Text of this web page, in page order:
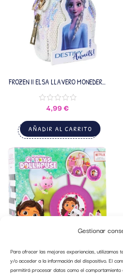
Gestionar
Para ofrecer las mejores experiencias, utilizamos
y/o acceder a la información del dispositivo. El
permitirá procesar datos como el comportamiento
FROZEN II ELSA LLAVERO MONEDERO
4,99€
AÑADIR AL CARRITO
GABBYS HOPPER VALUVIC